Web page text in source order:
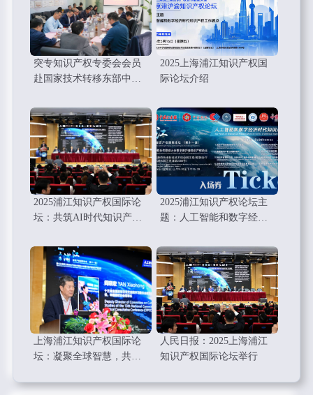
突专知识产权专委会会员
赴国家技术转移东部中心
2025上海浦江知识产权国
际论坛介绍
2025浦江知识产权国际论
坛：共筑AI时代知识产权
2025浦江知识产权论坛主
题：人工智能和数字经济
上海浦江知识产权国际论
坛：凝聚全球智慧，共绘
人民日报：2025上海浦江
知识产权国际论坛举行